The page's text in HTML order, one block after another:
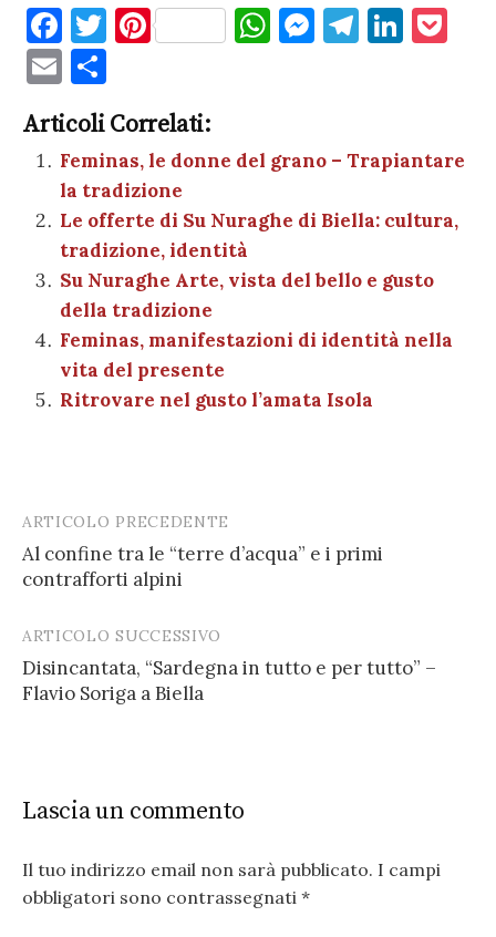
F
a
c
e
b
o
o
k
T
te
r
Pi
es
t
W
A
p
p
M
g
er
T
a
m
Li
dI
n
et
E
m
ai
l
n
di
vi
di
Articoli Correlati:
Feminas, le donne del grano – Trapiantare
la tradizione
Le offerte di Su Nuraghe di Biella: cultura,
tradizione, identità
Su Nuraghe Arte, vista del bello e gusto
della tradizione
Feminas, manifestazioni di identità nella
vita del presente
Ritrovare nel gusto l’amata Isola
Post
navigation
ARTICOLO PRECEDENTE
Al confine tra le “terre d’acqua” e i primi
contrafforti alpini
ARTICOLO SUCCESSIVO
Disincantata, “Sardegna in tutto e per tutto” –
Flavio Soriga a Biella
Lascia un commento
Il tuo indirizzo email non sarà pubblicato. I campi
obbligatori sono contrassegnati *